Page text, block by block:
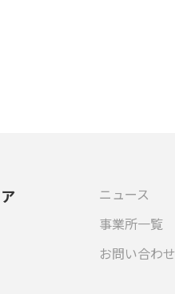
ニュース
事業所一覧
お問い合わせ